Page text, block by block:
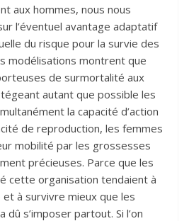
aux hommes, nous nous
l’éventuel avantage adaptatif
du risque pour la survie des
modélisations montrent que
de surmortalité aux
autant que possible les
la capacité d’action
de reproduction, les femmes
mobilité par les grossesses
précieuses. Parce que les
cette organisation tendaient à
à survivre mieux que les
s’imposer partout. Si l’on